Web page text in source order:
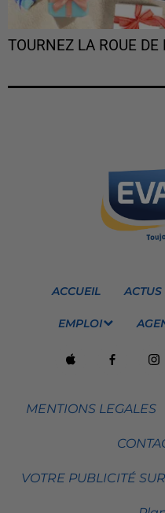
TOURNEZ LA ROUE DE
ACCUEIL
EMPLOI
MENTIONS LEGALES
VOTRE PUBLICITÉ